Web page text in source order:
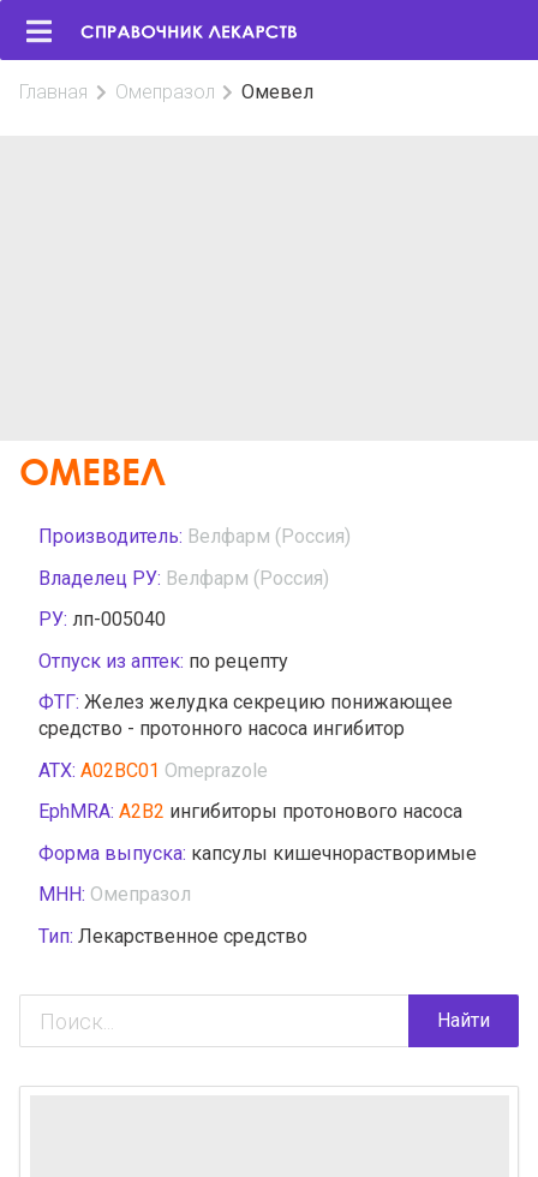
Главная Омепразол Омевел
ОМЕВЕЛ
Производитель: Велфарм (Россия)
Владелец РУ: Велфарм (Россия)
РУ: лп-005040
Отпуск из аптек: по рецепту
ФТГ: Желез желудка секрецию понижающее
средство - протонного насоса ингибитор
АТХ: A02BC01 Omeprazole
EphMRA: A2B2 ингибиторы протонового насоса
Форма выпуска: капсулы кишечнорастворимые
МНН: Омепразол
Тип: Лекарственное средство
Найти